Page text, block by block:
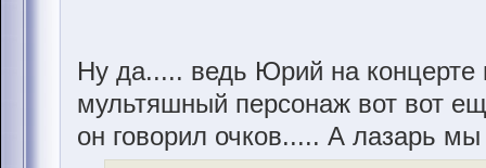
Ну да..... ведь Юрий на концерте
мультяшный персонаж вот вот
он говорил очков..... А лазарь